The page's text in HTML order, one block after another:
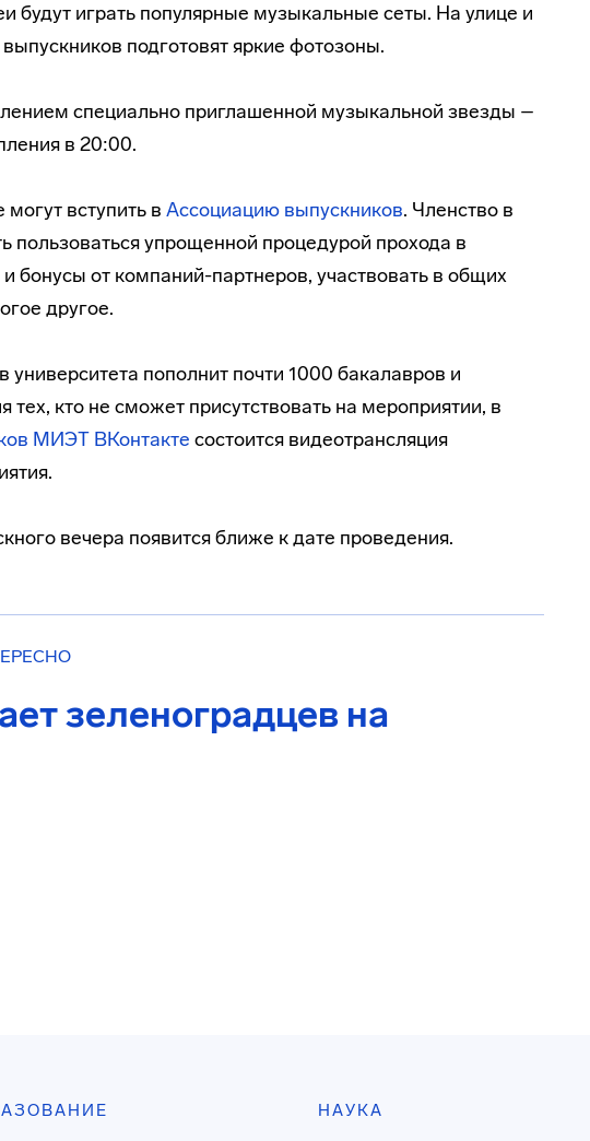
будут играть популярные музыкальные сеты. На улице и
подготовят яркие фотозоны.
специально приглашенной музыкальной звезды –
в 20:00.
вступить в Ассоциацию выпускников. Членство в
пользоваться упрощенной процедурой прохода в
и бонусы от компаний-партнеров, участвовать в общих
другое.
пополнит почти 1000 бакалавров и
тех, кто не сможет присутствовать на мероприятии, в
МИЭТ ВКонтакте состоится видеотрансляция
вечера появится ближе к дате проведения.
зеленоградцев на
НАУКА